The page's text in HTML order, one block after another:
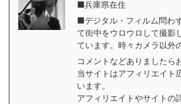
■兵庫県在住
■デジタル・フィルム問わ
て街中をウロウロして撮影
ています。時々カメラ以外
コメントなどありましたら
当サイトはアフィリエイト
います。
アフィリエイトやサイトの